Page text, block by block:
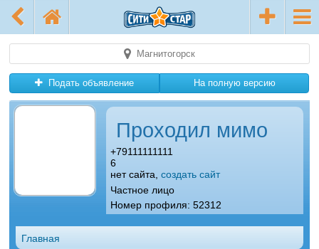
Магнитогорск
Подать объявление На полную версию
Проходил мимо
+79111111111
6
нет сайта, создать сайт
Частное лицо
Номер профиля: 52312
Главная